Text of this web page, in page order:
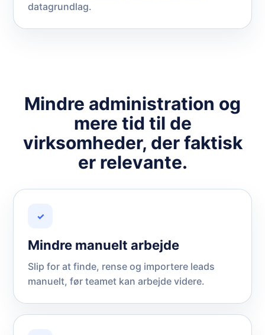
datagrundlag.
Mindre administration og
mere tid til de
virksomheder, der faktisk
er relevante.
✓
Mindre manuelt arbejde
Slip for at finde, rense og importere leads
manuelt, før teamet kan arbejde videre.